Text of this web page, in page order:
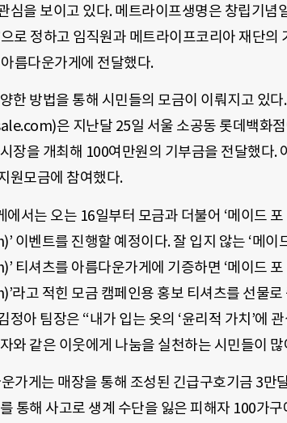
심을 보이고 있다. 메트라이프생명은 창립기념
로 정하고 임직원과 메트라이프코리아 재단의
름다운가게에 전달했다.
한 방법을 통해 시민들의 모금이 이뤄지고 있
은 지난달 25일 서울 소공동 롯데백화
장을 개최해 100여만원의 기부금을 전달했다.
원모금에 참여했다.
에서는 오는 16일부터 모금과 더불어 ‘메이드
이벤트를 진행할 예정이다. 잘 입지 않는 ‘메
티셔츠를 아름다운가게에 기증하면 ‘메이드
라고 적힌 모금 캠페인용 홍보 티셔츠를 선물
정아 팀장은 “내가 입는 옷의 ‘윤리적 가치’에
와 같은 이웃에게 나눔을 실천하는 시민들이
가게는 매장을 통해 조성된 긴급구호기금 3만
통해 사고로 생계 수단을 잃은 피해자 100가